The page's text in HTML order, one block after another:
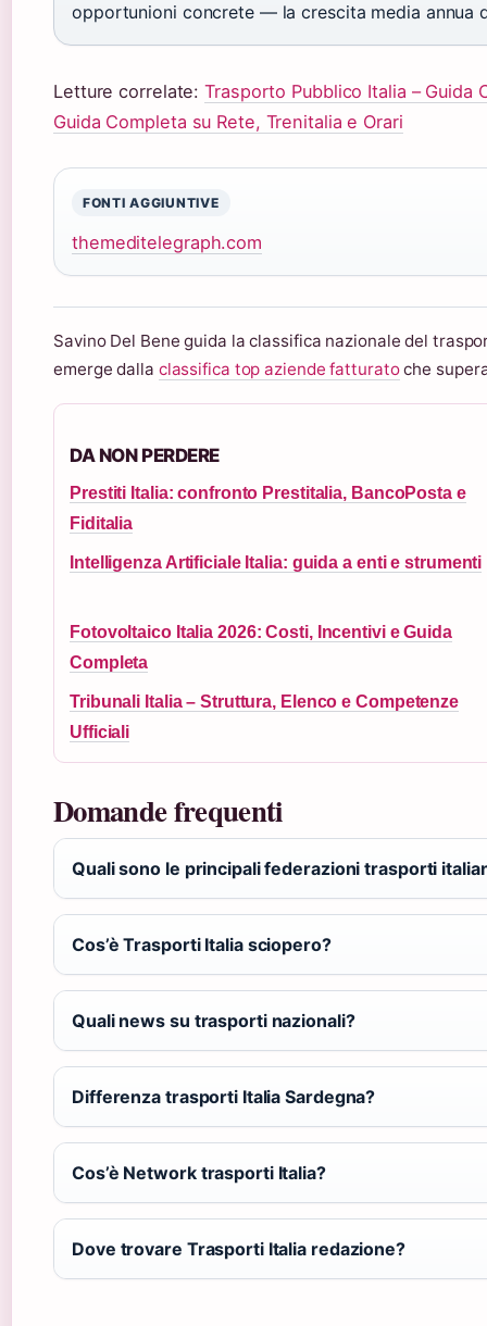
opportunioni concrete — la crescita media annua
Letture correlate:Trasporto Pubblico Italia – Guida
Guida Completa su Rete, Trenitalia e Orari
FONTI AGGIUNTIVE
themeditelegraph.com
Savino Del Bene guida la classifica nazionale del
emerge dalla classifica top aziende fatturatoche
DA NON PERDERE
Prestiti Italia: confronto Prestitalia, BancoPosta e
Fiditalia
Intelligenza Artificiale Italia: guida a enti e strumenti
Fotovoltaico Italia 2026: Costi, Incentivi e Guida
Completa
Tribunali Italia – Struttura, Elenco e Competenze
Ufficiali
Domande frequenti
Quali sono le principali federazioni trasporti
Cos’è Trasporti Italia sciopero?
Quali news su trasporti nazionali?
Differenza trasporti Italia Sardegna?
Cos’è Network trasporti Italia?
Dove trovare Trasporti Italia redazione?